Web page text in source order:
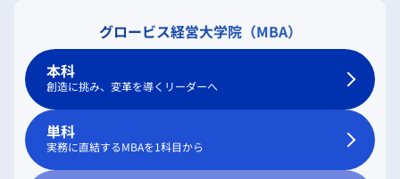
グロービス経営大学院（MBA）
本科
創造に挑み、変革を導くリーダーへ
単科
実務に直結するMBAを1科目から